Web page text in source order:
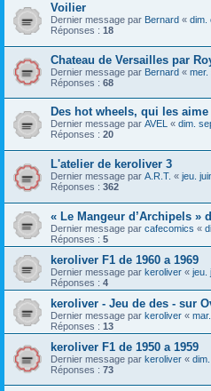
Voilier
Dernier message par Bernard « dim.
Réponses : 18
Chateau de Versailles par
Dernier message par Bernard « mer.
Réponses : 68
Des hot wheels, qui les aime
Dernier message par AVEL « dim.
Réponses : 20
L'atelier de keroliver 3
Dernier message par A.R.T. « jeu.
Réponses : 362
« Le Mangeur d’Archipels »
Dernier message par cafecomics «
Réponses : 5
keroliver F1 de 1960 a 1969
Dernier message par keroliver « jeu.
Réponses : 4
keroliver - Jeu de des - sur
Dernier message par keroliver «
Réponses : 13
keroliver F1 de 1950 a 1959
Dernier message par keroliver «
Réponses : 73